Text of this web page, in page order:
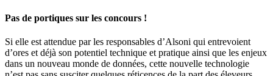
Pas de portiques sur les concours !
Si elle est attendue par les responsables d’Alsoni qui entrevoient
d’ores et déjà son potentiel technique et pratique ainsi que les enjeux
dans un nouveau monde de données, cette nouvelle technologie